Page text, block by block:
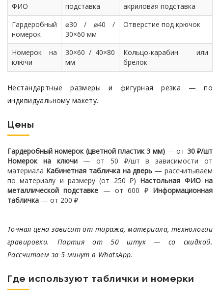
ФИО
подставка
акриловая подставка
Гардеробный
номерок
⌀30 / ⌀40 /
30×60 мм
Отверстие под крючок
Номерок на
ключи
30×60 / 40×80
мм
Кольцо-карабин или
брелок
Нестандартные размеры и фигурная резка — по
индивидуальному макету.
Цены
Гардеробный номерок (цветной пластик 3 мм)— от 30 ₽/шт
Номерок на ключи— от 50 ₽/шт в зависимости от
материала Кабинетная табличка на дверь — рассчитываем
по материалу и размеру (от 250 ₽) Настольная ФИО на
металлической подставке — от 600 ₽ Информационная
табличка — от 200 ₽
Точная цена зависит от тиража, материала, технологии
гравировки. Партия от 50 штук — со скидкой.
Рассчитаем за 5 минут в WhatsApp.
Где используют таблички и номерки